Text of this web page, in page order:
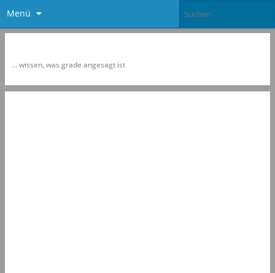
Menü
… wissen, was grade angesagt ist